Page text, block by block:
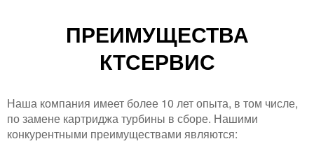
ПРЕИМУЩЕСТВА
КТСЕРВИС
Наша компания имеет более 10 лет опыта, в том числе,
по замене картриджа турбины в сборе. Нашими
конкурентными преимуществами являются: